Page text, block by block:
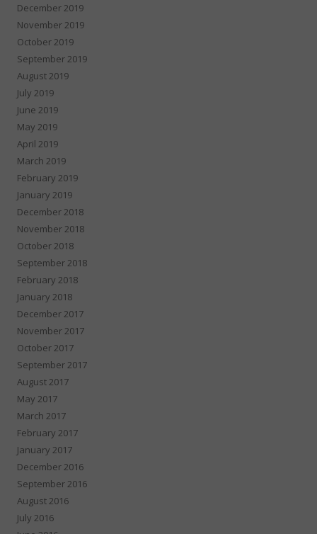
December 2019
November 2019
October 2019
September 2019
August 2019
July 2019
June 2019
May 2019
April 2019
March 2019
February 2019
January 2019
December 2018
November 2018
October 2018
September 2018
February 2018
January 2018
December 2017
November 2017
October 2017
September 2017
August 2017
May 2017
March 2017
February 2017
January 2017
December 2016
September 2016
August 2016
July 2016